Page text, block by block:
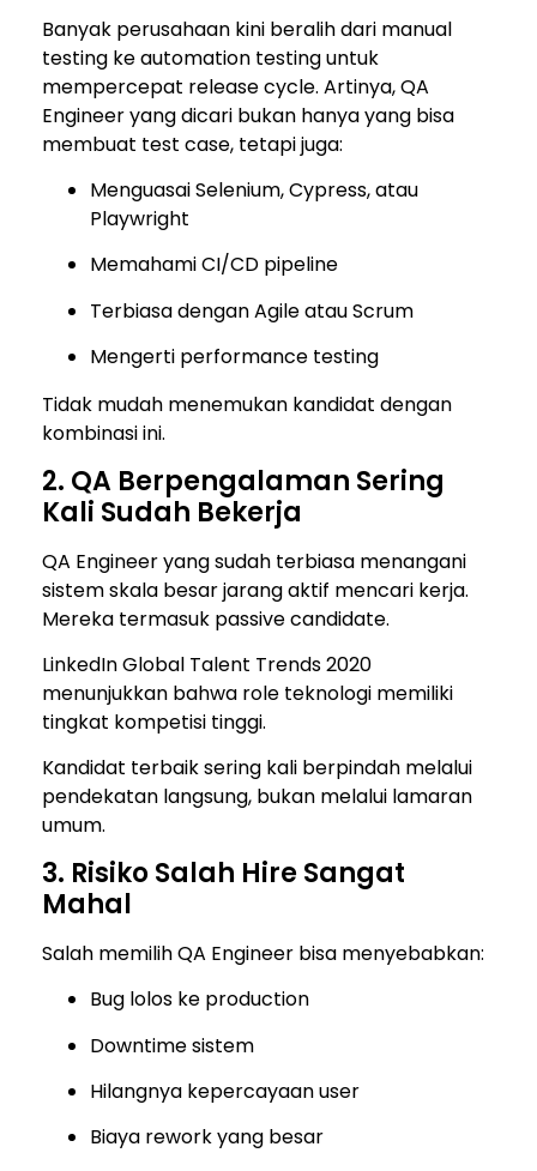
Banyak perusahaan kini beralih dari manual
testing ke automation testing untuk
mempercepat release cycle. Artinya, QA
Engineer yang dicari bukan hanya yang bisa
membuat test case, tetapi juga:
Menguasai Selenium, Cypress, atau
Playwright
Memahami CI/CD pipeline
Terbiasa dengan Agile atau Scrum
Mengerti performance testing
Tidak mudah menemukan kandidat dengan
kombinasi ini.
2. QA Berpengalaman Sering
Kali Sudah Bekerja
QA Engineer yang sudah terbiasa menangani
sistem skala besar jarang aktif mencari kerja.
Mereka termasuk passive candidate.
LinkedIn Global Talent Trends 2020
menunjukkan bahwa role teknologi memiliki
tingkat kompetisi tinggi.
Kandidat terbaik sering kali berpindah melalui
pendekatan langsung, bukan melalui lamaran
umum.
3. Risiko Salah Hire Sangat
Mahal
Salah memilih QA Engineer bisa menyebabkan:
Bug lolos ke production
Downtime sistem
Hilangnya kepercayaan user
Biaya rework yang besar